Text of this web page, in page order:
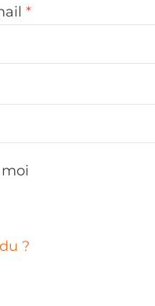
*Obligatoire
?